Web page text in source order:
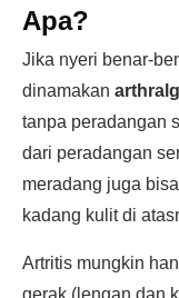
Apa?
Jika nyeri benar-
dinamakan
tanpa peradangan
dari peradangan
meradang juga
kadang kulit di
Artritis mungkin
gerak (lengan dan